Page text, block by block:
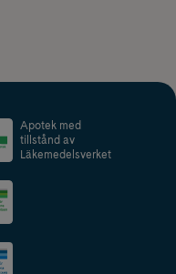
Apotek med
tillstånd av
Läkemedelsverket